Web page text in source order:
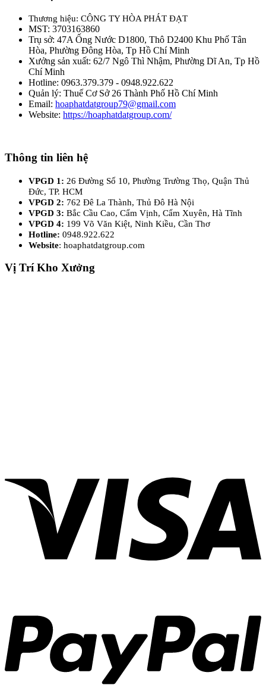
Thương hiệu: CÔNG TY HÒA PHÁT ĐẠT
MST: 3703163860
Trụ sở: 47A Ống Nước D1800, Thô D2400 Khu Phố Tân
Hòa, Phường Đông Hòa, Tp Hồ Chí Minh
Xưởng sản xuất: 62/7 Ngô Thì Nhậm, Phường Dĩ An, Tp Hồ
Chí Minh
Hotline: 0963.379.379 - 0948.922.622
Quản lý: Thuế Cơ Sở 26 Thành Phố Hồ Chí Minh
Email: hoaphatdatgroup79@gmail.com
Website: https://hoaphatdatgroup.com/
Thông tin liên hệ
VPGD 1: 26 Đường Số 10, Phường Trường Thọ, Quận Thủ
Đức, TP. HCM
VPGD 2: 762 Đê La Thành, Thủ Đô Hà Nội
VPGD 3: Bắc Cầu Cao, Cẩm Vịnh, Cẩm Xuyên, Hà Tĩnh
VPGD 4: 199 Võ Văn Kiệt, Ninh Kiều, Cần Thơ
Hotline: 0948.922.622
Website: hoaphatdatgroup.com
Vị Trí Kho Xưởng